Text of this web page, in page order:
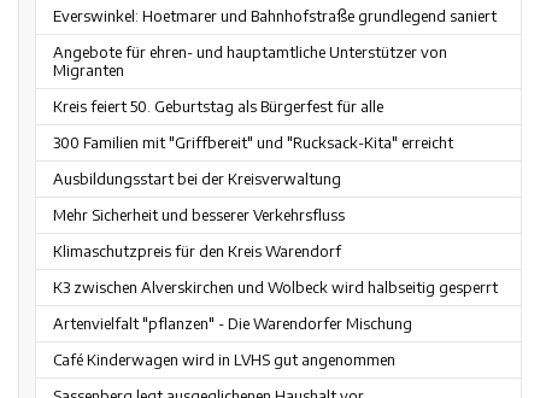
Everswinkel: Hoetmarer und Bahnhofstraße grundlegend saniert
Angebote für ehren- und hauptamtliche Unterstützer von
Migranten
Kreis feiert 50. Geburtstag als Bürgerfest für alle
300 Familien mit "Griffbereit" und "Rucksack-Kita" erreicht
Ausbildungsstart bei der Kreisverwaltung
Mehr Sicherheit und besserer Verkehrsfluss
Klimaschutzpreis für den Kreis Warendorf
K3 zwischen Alverskirchen und Wolbeck wird halbseitig gesperrt
Artenvielfalt "pflanzen" - Die Warendorfer Mischung
Café Kinderwagen wird in LVHS gut angenommen